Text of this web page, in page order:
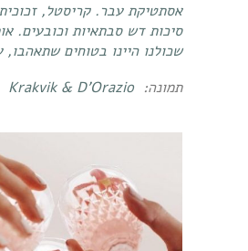
אסתטיקת עבר. קריסטל,
סיכות דש סבתאיות וכובעים.
שכולנו היינו בטוחים
תמונה:Krakvik & D'Orazio